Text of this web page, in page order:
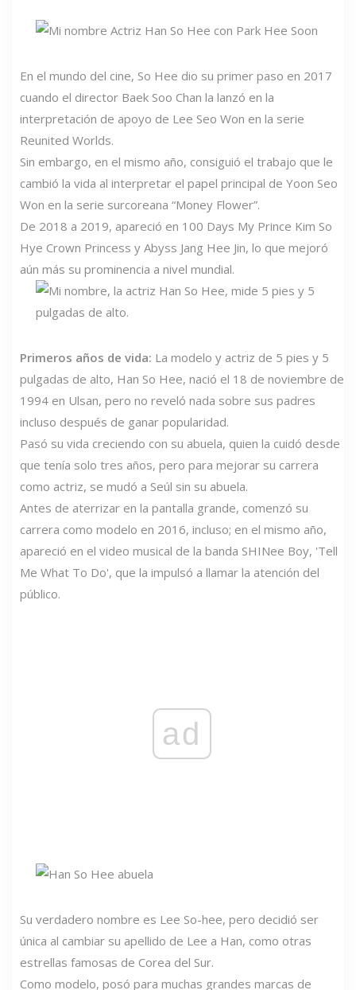
En el mundo del cine, So Hee dio su primer paso en 2017
cuando el director Baek Soo Chan la lanzó en la
interpretación de apoyo de Lee Seo Won en la serie
Reunited Worlds.
Sin embargo, en el mismo año, consiguió el trabajo que le
cambió la vida al interpretar el papel principal de Yoon Seo
Won en la serie surcoreana “Money Flower”.
De 2018 a 2019, apareció en 100 Days My Prince Kim So
Hye Crown Princess y Abyss Jang Hee Jin, lo que mejoró
aún más su prominencia a nivel mundial.
Primeros años de vida: La modelo y actriz de 5 pies y 5
pulgadas de alto, Han So Hee, nació el 18 de noviembre de
1994 en Ulsan, pero no reveló nada sobre sus padres
incluso después de ganar popularidad.
Pasó su vida creciendo con su abuela, quien la cuidó desde
que tenía solo tres años, pero para mejorar su carrera
como actriz, se mudó a Seúl sin su abuela.
Antes de aterrizar en la pantalla grande, comenzó su
carrera como modelo en 2016, incluso; en el mismo año,
apareció en el video musical de la banda SHINee Boy, 'Tell
Me What To Do', que la impulsó a llamar la atención del
público.
ad
Su verdadero nombre es Lee So-hee, pero decidió ser
única al cambiar su apellido de Lee a Han, como otras
estrellas famosas de Corea del Sur.
Como modelo, posó para muchas grandes marcas de